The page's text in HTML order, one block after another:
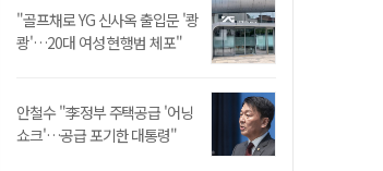
"골프채로 YG 신사옥 출입문 '쾅
쾅'…20대 여성 현행범 체포"
안철수 "李정부 주택공급 '어닝
쇼크'…공급 포기한 대통령"